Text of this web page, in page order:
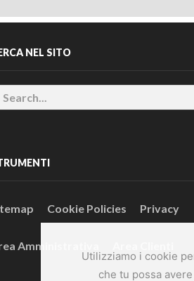
Utilizziamo i cookie
che tu possa
NEL SITO
Cookie Policies Privacy
Amministrativa